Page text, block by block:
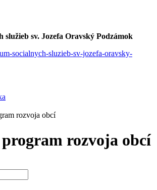
služieb sv. Jozefa Oravský Podzámok
socialnych-sluzieb-sv-jozefa-oravsky-
rozvoja obcí
rozvoja obcí